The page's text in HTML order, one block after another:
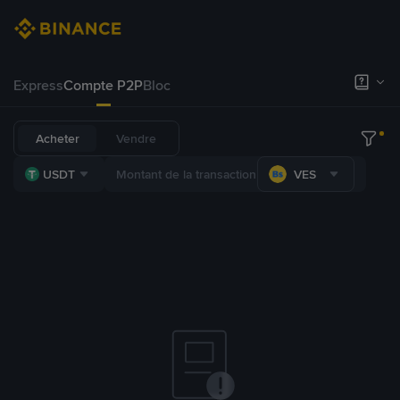
ExpressCompte P2PBloc
Acheter Vendre
USDT VES